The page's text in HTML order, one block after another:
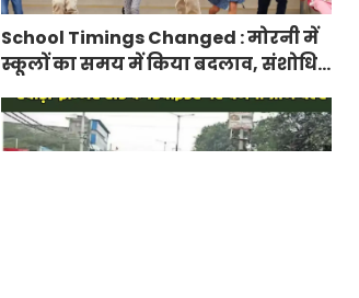
School Timings Changed : मोरनी में
स्कूलों का समय में किया बदलाव, संशोधित